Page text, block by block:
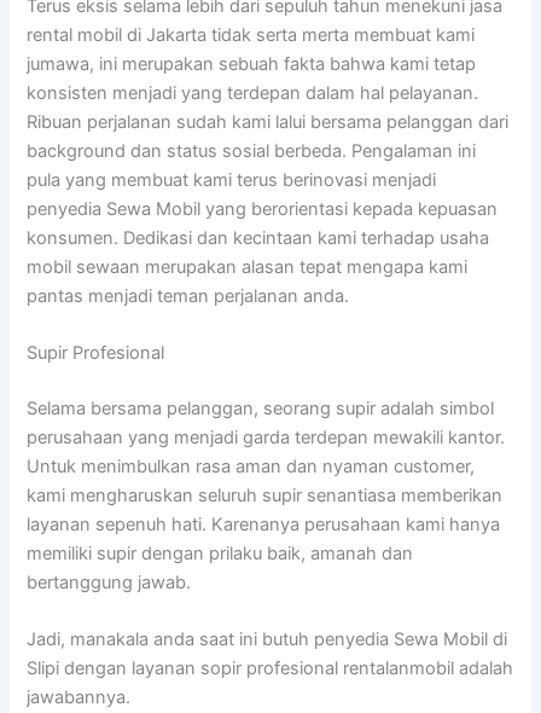
Terus eksis selama lebih dari sepuluh tahun menekuni jasa
rental mobil di Jakarta tidak serta merta membuat kami
jumawa, ini merupakan sebuah fakta bahwa kami tetap
konsisten menjadi yang terdepan dalam hal pelayanan.
Ribuan perjalanan sudah kami lalui bersama pelanggan dari
background dan status sosial berbeda. Pengalaman ini
pula yang membuat kami terus berinovasi menjadi
penyedia Sewa Mobil yang berorientasi kepada kepuasan
konsumen. Dedikasi dan kecintaan kami terhadap usaha
mobil sewaan merupakan alasan tepat mengapa kami
pantas menjadi teman perjalanan anda.
Supir Profesional
Selama bersama pelanggan, seorang supir adalah simbol
perusahaan yang menjadi garda terdepan mewakili kantor.
Untuk menimbulkan rasa aman dan nyaman customer,
kami mengharuskan seluruh supir senantiasa memberikan
layanan sepenuh hati. Karenanya perusahaan kami hanya
memiliki supir dengan prilaku baik, amanah dan
bertanggung jawab.
Jadi, manakala anda saat ini butuh penyedia Sewa Mobil di
Slipi dengan layanan sopir profesional rentalanmobil adalah
jawabannya.